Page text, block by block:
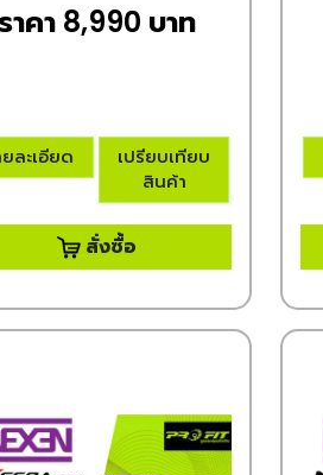
าคา 8,990 บาท
ยละเอียด
เปรียบเทียบ
สินค้า
สั่งซื้อ